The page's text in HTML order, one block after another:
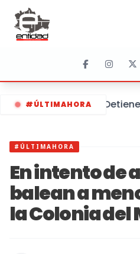
#ÚLTIMAHORA
#ÚLTIMAHORA
En intento de
balean a
la Colonia del